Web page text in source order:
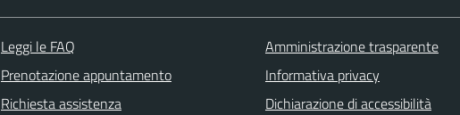
Leggi le FAQ
Prenotazione appuntamento
Richiesta assistenza
Amministrazione trasparente
Informativa privacy
Dichiarazione di accessibilità